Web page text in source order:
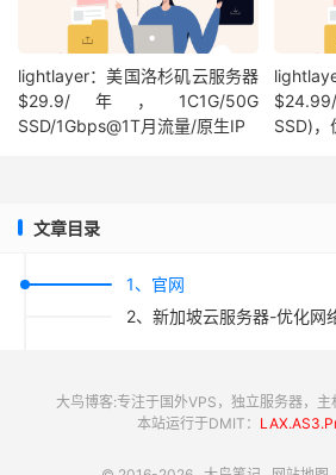
lightlayer：美国洛杉矶云服务器
$29.9/年，1C1G/50G
SSD/1Gbps@1T月流量/原生IP
SSD)，
文章目录
1、官网
2、新加坡云服务器-优化网
大鸟博客:专注于国外VPS，独立服务器，
本站运行于DMIT：